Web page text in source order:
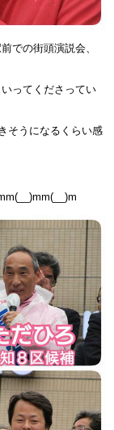
での街頭演説会、
ってくださってい
そうになるくらい感